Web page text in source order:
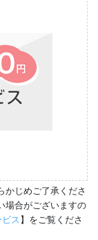
かじめご了承くださ
場合がございますの
ス 】をご覧くださ